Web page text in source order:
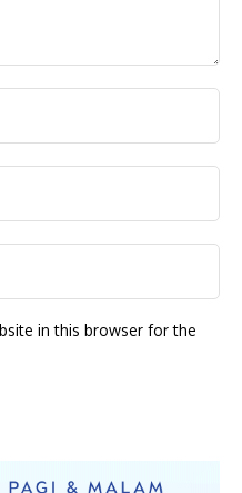
in this browser for the